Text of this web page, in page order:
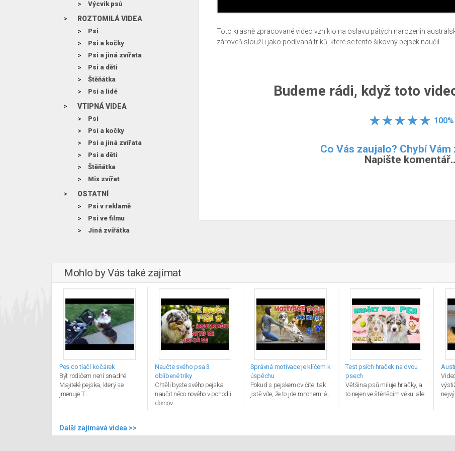
Výcvik psů
ROZTOMILÁ VIDEA
Psi
Psi a kočky
Psi a jiná zvířata
Psi a děti
Štěňátka
Psi a lidé
VTIPNÁ VIDEA
Psi
Psi a kočky
Psi a jiná zvířata
Psi a děti
Štěňátka
Mix zvířat
OSTATNÍ
Psi v reklamě
Psi ve filmu
Jiná zvířátka
Toto krásně zpracované video vzniklo na oslavu pátých narozenin
zároveň slouží i jako podívaná triků, které se tento šikovný pejsek naučil.
Budeme rádi, když toto
100%
Co Vás zaujalo? Chybí Vám
Napište
Mohlo by Vás také zajímat
Pes co tlačí kočárek
Být rodičem není snadné.
Majitelé pejska, který se
jmenuje T...
Naučte svého psa 3
oblíbené triky
Chtěli byste svého pejska
naučit něco nového v pohodlí
domov...
Správná motivace je klíčem k
úspěchu
Pokud s pejskem cvičíte, tak
jistě víte, že to jde mnohem lé...
Test psích hraček na dvou
psech
Většina psů miluje hračky, a
to nejen ve štěněcím věku, ale
...
Další zajímavá videa >>